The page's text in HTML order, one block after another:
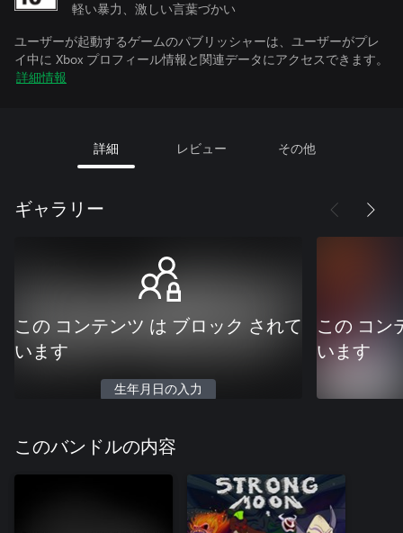
軽い暴力、激しい言葉づかい
ユーザーが起動するゲームのパブリッシャーは、ユーザーがプレ
イ中に Xbox プロフィール情報と関連データにアクセスできます。
詳細情報
詳細 レビュー その他
ギャラリー
この コンテンツ は ブロック されて
います
生年月日の入力
この コン
います
このバンドルの内容